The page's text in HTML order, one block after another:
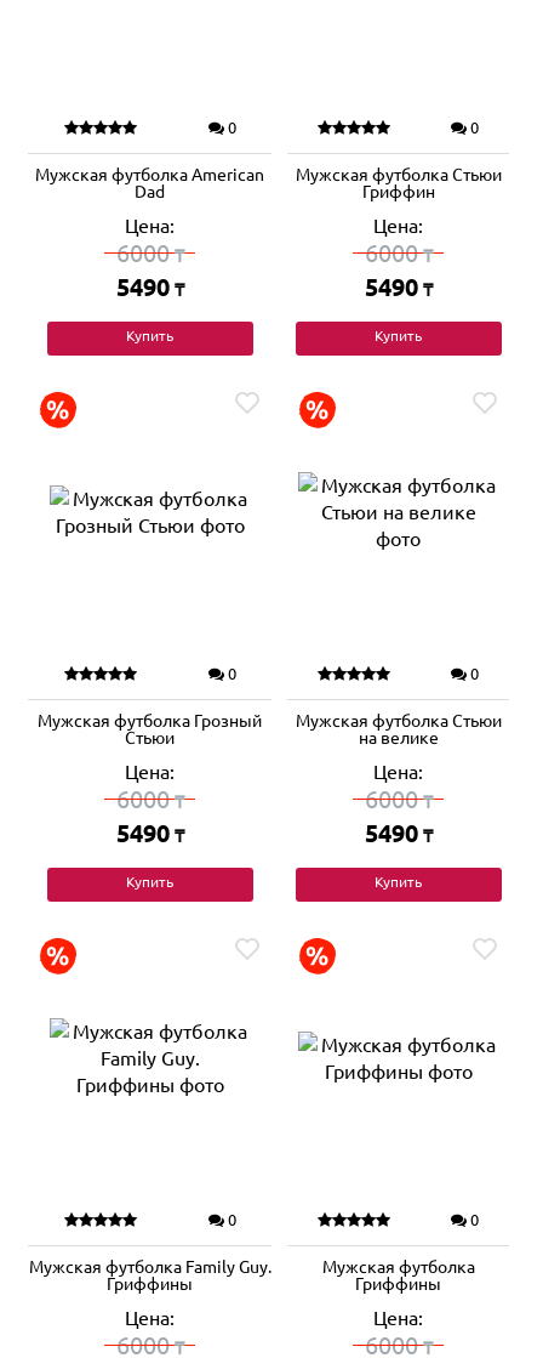
0
Мужская футболка American
Dad
Цена:
6000₸
5490 ₸
Купить
0
Мужская футболка Стьюи
Гриффин
Цена:
6000₸
5490 ₸
Купить
0
Мужская футболка Грозный
Стьюи
Цена:
6000₸
5490 ₸
Купить
0
Мужская футболка Стьюи
на велике
Цена:
6000₸
5490 ₸
Купить
0
Мужская футболка Family Guy.
Гриффины
Цена:
6000₸
0
Мужская футболка
Гриффины
Цена:
6000₸